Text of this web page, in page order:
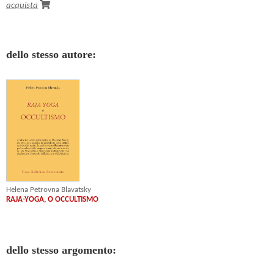
acquista
dello stesso autore:
Helena Petrovna Blavatsky
RAJA-YOGA, O OCCULTISMO
dello stesso argomento: